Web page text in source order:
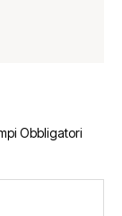
Obbligatori